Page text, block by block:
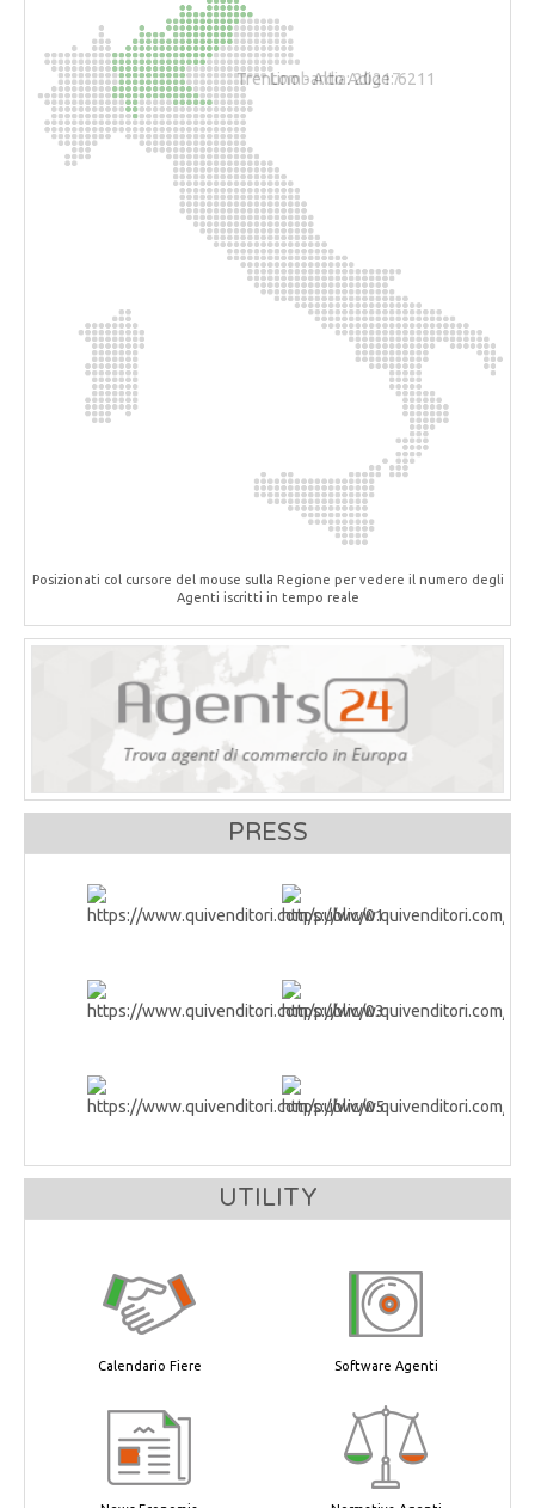
Trentino - Alto Adige: 6211
Posizionati col cursore del mouse sulla Regione per vedere il numero degli
Agenti iscritti in tempo reale
PRESS
UTILITY
Calendario Fiere Software Agenti